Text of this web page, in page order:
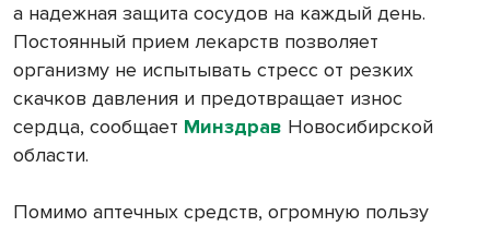
а надежная защита сосудов на каждый день.
Постоянный прием лекарств позволяет
организму не испытывать стресс от резких
скачков давления и предотвращает износ
сердца, сообщает Минздрав Новосибирской
области.
Помимо аптечных средств, огромную пользу